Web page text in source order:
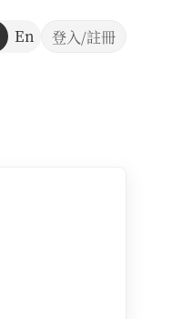
En 登入/註冊